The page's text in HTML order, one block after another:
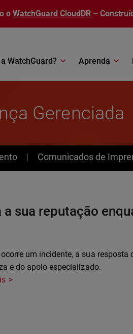
o WatchGuard CloudDR –
WatchGuard? Aprenda
Gerenciada
Comunicados de
sua reputação
um incidente, a sua
e do apoio especializado.